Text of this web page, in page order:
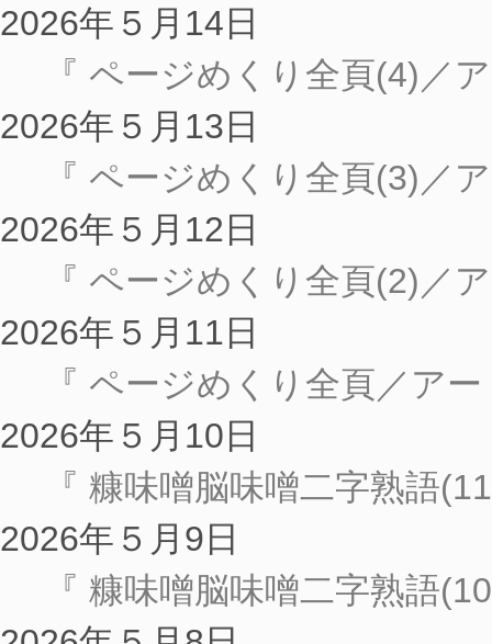
2026年５月14日
『 ページめくり全頁(4)／
2026年５月13日
『 ページめくり全頁(3)／
2026年５月12日
『 ページめくり全頁(2)／
2026年５月11日
『 ページめくり全頁／ア
2026年５月10日
『 糠味噌脳味噌二字熟語
2026年５月9日
『 糠味噌脳味噌二字熟語